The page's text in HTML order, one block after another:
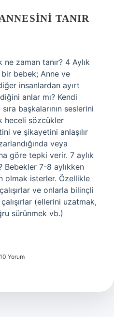
TANIR
zaman tanır? 4 Aylık
bebek; Anne ve
insanlardan ayırt
anlar mı? Kendi
başkalarının seslerini
heceli sözcükler
ve şikayetini anlaşılır
veya
göre tepki verir. 7 aylık
Bebekler 7-8 aylıkken
olmak isterler. Özellikle
ve onlarla bilinçli
(ellerini uzatmak,
sürünmek vb.)
10 Yorum